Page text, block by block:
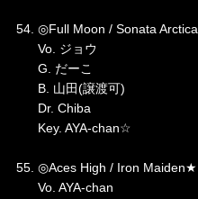
54. ◎Full Moon / Sonata
Vo. ジョウ
G. だーこ
B. 山田(譲渡可)
Dr. Chiba
Key. AYA-chan☆
55. ◎Aces High / Iron Maiden★
Vo. AYA-chan